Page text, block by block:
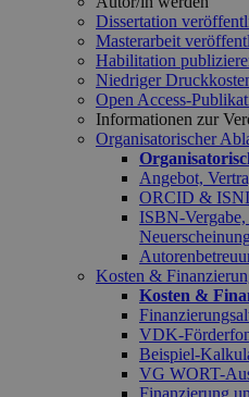
Dissertation
Masterarbeit
Habilitation
Niedriger
Open Access-
Informationen zur
Organisatorischer
Angebot,
ORCID & ISNI
ISBN-
Kosten &
Kosten &
VDK-
Beispiel-
VG WORT-
Finanzierung